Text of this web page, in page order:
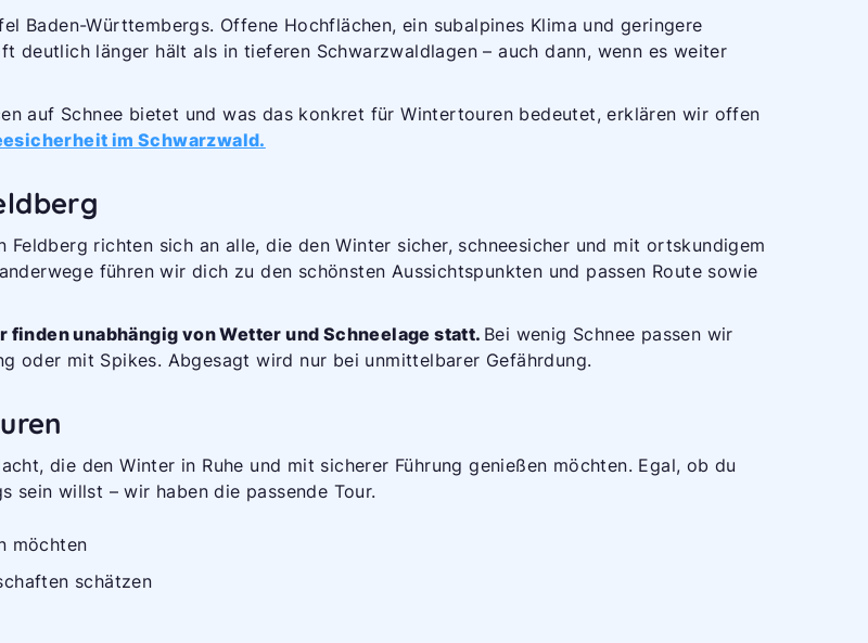
Baden-Württembergs. Offene Hochflächen, ein subalpines Klima und geringere
deutlich länger hält als in tieferen Schwarzwaldlagen – auch dann, wenn es weiter
auf Schnee bietet und was das konkret für Wintertouren bedeutet, erklären wir offen
im Schwarzwald.
Feldberg richten sich an alle, die den Winter sicher, schneesicher und mit ortskundigem
führen wir dich zu den schönsten Aussichtspunkten und passen Route sowie
finden unabhängig von Wetter und Schneelage statt. Bei wenig Schnee passen wir
oder mit Spikes. Abgesagt wird nur bei unmittelbarer Gefährdung.
die den Winter in Ruhe und mit sicherer Führung genießen möchten. Egal, ob du
sein willst – wir haben die passende Tour.
möchten
schätzen